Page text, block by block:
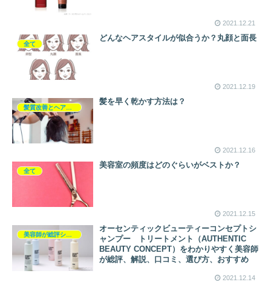
2021.12.21
全て
どんなヘアスタイルが似合うか？丸顔と面長
2021.12.19
髪を早く乾かす方法は？
2021.12.16
全て
美容室の頻度はどのぐらいがベストか？
2021.12.15
美容師が総評シャンプー
オーセンティックビューティーコンセプトシ
ャンプー トリートメント（AUTHENTIC
BEAUTY CONCEPT）をわかりやすく美容師
が総評、解説、口コミ、選び方、おすすめ
2021.12.14